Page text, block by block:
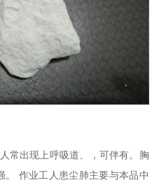
常出现上呼吸道、，可伴有。胸
。 作业工人患尘肺主要与本品中